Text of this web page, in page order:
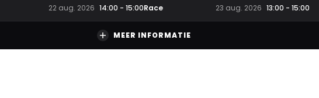
22 aug. 2026 14:00 - 15:00Race 23 aug. 2026 13:00 - 15:00
MEER INFORMATIE